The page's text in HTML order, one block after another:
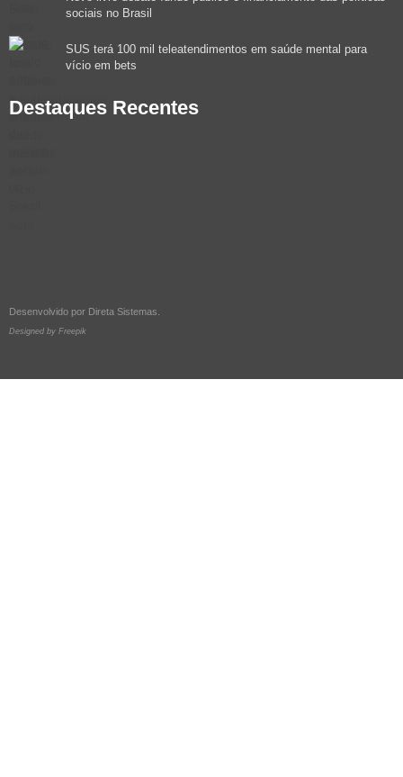
sociais no Brasil
SUS terá 100 mil teleatendimentos em saúde mental para
vício em bets
Destaques Recentes
Desenvolvido por Direta Sistemas
Designed by Freepik